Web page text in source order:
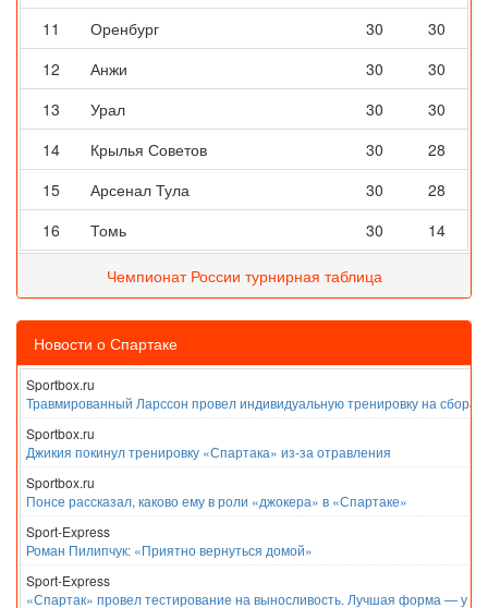
11
Оренбург 30
30
12
Анжи 30
30
13
Урал 30
30
14
Крылья Советов 30
28
15
Арсенал Тула 30
28
16
Томь 30 14
Чемпионат России турнирная таблица
Новости о Спартаке
Sportbox.ru
Травмированный Ларссон провел индивидуальную тренировку на
Sportbox.ru
Джикия покинул тренировку «Спартака» из-за отравления
Sportbox.ru
Понсе рассказал, каково ему в роли «джокера» в «Спартаке»
Sport-Express
Роман Пилипчук: «Приятно вернуться домой»
Sport-Express
«Спартак» провел тестирование на выносливость. Лучшая форма — у